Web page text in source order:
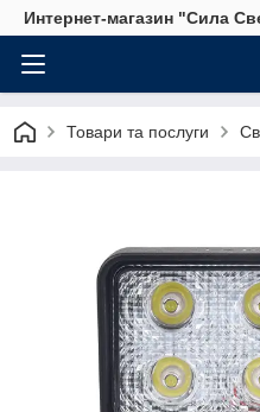
Интернет-магазин "Сила
Товари та послуги